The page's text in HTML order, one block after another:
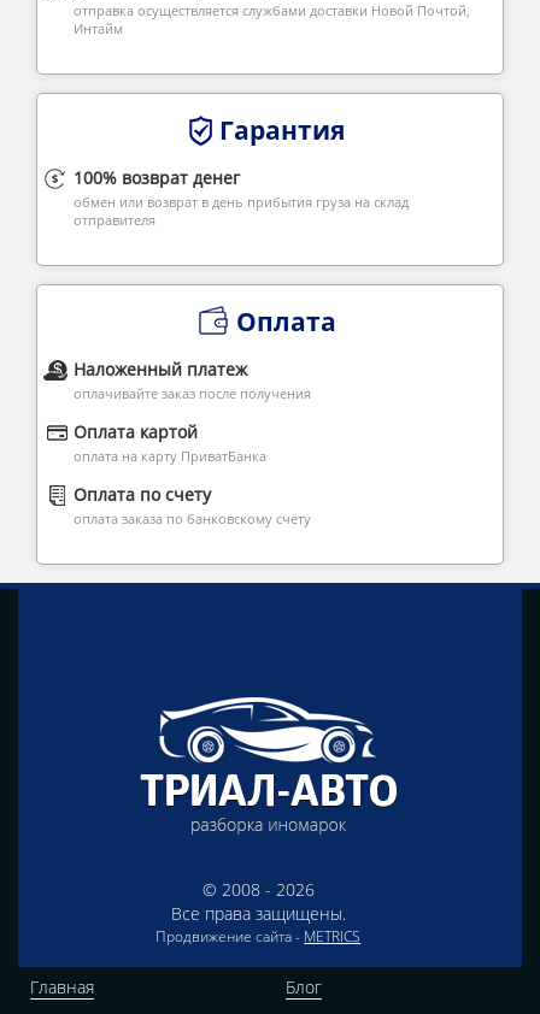
отправка осуществляется службами доставки Новой Почтой,
Интайм
Гарантия
100% возврат денег
обмен или возврат в день прибытия груза на склад
отправителя
Оплата
Наложенный платеж
оплачивайте заказ после получения
Оплата картой
оплата на карту ПриватБанка
Оплата по счету
оплата заказа по банковскому счету
© 2008 - 2026
Все права защищены.
Продвижение сайта - METRICS
Главная Блог